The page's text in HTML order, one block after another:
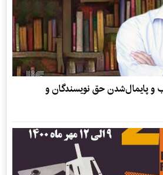
و پایمال‌شدن حق نویسندگان و